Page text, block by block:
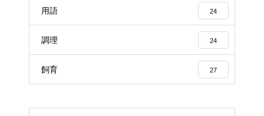
用語 24
調理 24
飼育 27